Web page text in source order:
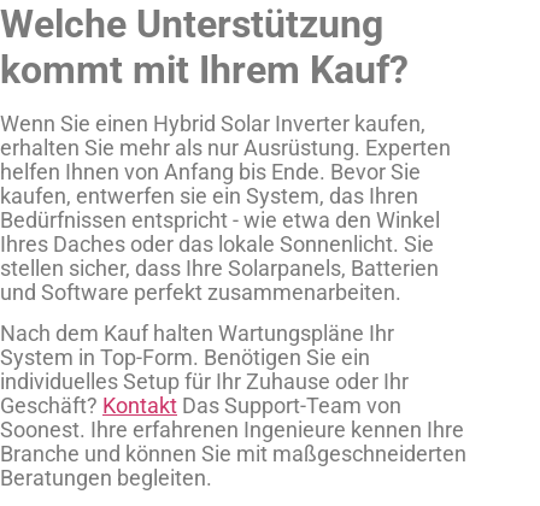
Welche Unterstützung
kommt mit Ihrem Kauf?
Wenn Sie einen Hybrid Solar Inverter kaufen,
erhalten Sie mehr als nur Ausrüstung. Experten
helfen Ihnen von Anfang bis Ende. Bevor Sie
kaufen, entwerfen sie ein System, das Ihren
Bedürfnissen entspricht - wie etwa den Winkel
Ihres Daches oder das lokale Sonnenlicht. Sie
stellen sicher, dass Ihre Solarpanels, Batterien
und Software perfekt zusammenarbeiten.
Nach dem Kauf halten Wartungspläne Ihr
System in Top-Form. Benötigen Sie ein
individuelles Setup für Ihr Zuhause oder Ihr
Geschäft? Kontakt Das Support-Team von
Soonest. Ihre erfahrenen Ingenieure kennen Ihre
Branche und können Sie mit maßgeschneiderten
Beratungen begleiten.